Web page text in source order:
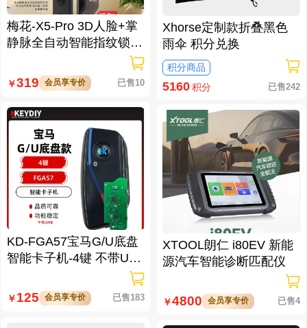
梅花-X5-Pro 3D人脸+掌
静脉全自动智能指纹锁
大屏可视对讲 虚位密码
防窥视
￥319 会员享专价 已售10
KD-FGA57宝马G/U底盘
智能卡子机-4键 不带UW
￥125 会员享专价 已售183
Xhorse定制款折叠黑色
雨伞 积分兑换
积分商品
5160积分 已售242
XTOOL朗仁 i80EV 新能
源汽车智能诊断匹配仪
￥4800 会员享专价 已售4